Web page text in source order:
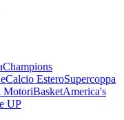
Champions
Calcio EsteroSupercoppa
MotoriBasketAmerica's
UP